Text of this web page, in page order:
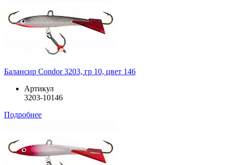
Балансир Condor 3203, гр 10, цвет 146
Артикул
3203-10146
Подробнее